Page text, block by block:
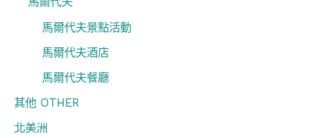
馬爾代夫景點活動
馬爾代夫酒店
馬爾代夫餐廳
其他 OTHER
北美洲